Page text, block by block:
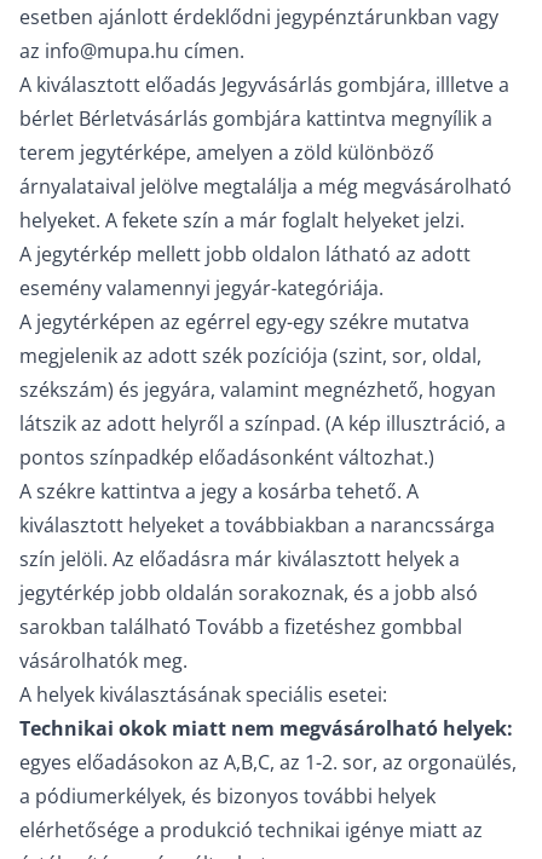
esetben ajánlott érdeklődni jegypénztárunkban vagy
az info@mupa.hu címen.
A kiválasztott előadás Jegyvásárlás gombjára, illletve a
bérlet Bérletvásárlás gombjára kattintva megnyílik a
terem jegytérképe, amelyen a zöld különböző
árnyalataival jelölve megtalálja a még megvásárolható
helyeket. A fekete szín a már foglalt helyeket jelzi.
A jegytérkép mellett jobb oldalon látható az adott
esemény valamennyi jegyár-kategóriája.
A jegytérképen az egérrel egy-egy székre mutatva
megjelenik az adott szék pozíciója (szint, sor, oldal,
székszám) és jegyára, valamint megnézhető, hogyan
látszik az adott helyről a színpad. (A kép illusztráció, a
pontos színpadkép előadásonként változhat.)
A székre kattintva a jegy a kosárba tehető. A
kiválasztott helyeket a továbbiakban a narancssárga
szín jelöli. Az előadásra már kiválasztott helyek a
jegytérkép jobb oldalán sorakoznak, és a jobb alsó
sarokban található Tovább a fizetéshez gombbal
vásárolhatók meg.
A helyek kiválasztásának speciális esetei:
Technikai okok miatt nem megvásárolható helyek:
egyes előadásokon az A,B,C, az 1-2. sor, az orgonaülés,
a pódiumerkélyek, és bizonyos további helyek
elérhetősége a produkció technikai igénye miatt az